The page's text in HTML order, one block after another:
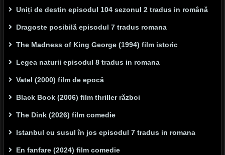
Uniți de destin episodul 104 sezonul 2 tradus in română
Dragoste posibilă episodul 7 tradus romana
The Madness of King George (1994) film istoric
Legea naturii episodul 8 tradus in romana
Vatel (2000) film de epocă
Black Book (2006) film thriller război
The Dink (2026) film comedie
Istanbul cu susul în jos episodul 7 tradus in romana
En fanfare (2024) film comedie